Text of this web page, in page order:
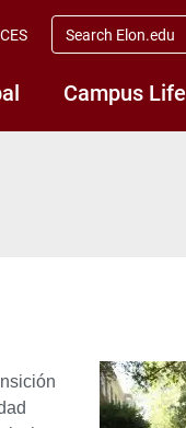
Campus Life
search
elon.edu